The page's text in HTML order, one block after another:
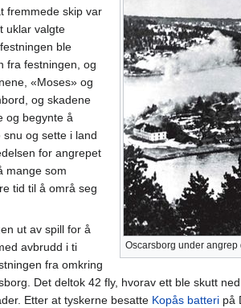
Oscarsborg under
fremmede skip var
uklar valgte
ble
fra festningen, og
«Moses» og
og skadene
og begynte å
og sette i land
for angrepet
mange som
tid til å områ seg
ut av spill for å
avbrudd i ti
fra omkring
Det deltok 42 fly, hvorav ett ble skutt
Etter at tyskerne besatte Kopås batteri på